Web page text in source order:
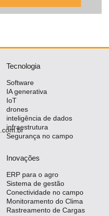
Tecnologia
Software
IA generativa
IoT
drones
inteligência de dados
infraestrutura
Segurança no campo
Inovações
ERP para o agro
Sistema de gestão
Conectividade no campo
Monitoramento do Clima
Rastreamento de Cargas